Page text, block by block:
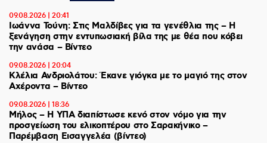
09.08.2026 | 20:41
Ιωάννα Τούνη: Στις Μαλδίβες για τα γενέθλια της – H
ξενάγηση στην εντυπωσιακή βίλα της με θέα που κόβει
την ανάσα – Βίντεο
09.08.2026 | 20:04
Κλέλια Ανδριολάτου: Έκανε γιόγκα με το μαγιό της στον
Αχέροντα – Βίντεο
09.08.2026 | 18:36
Μήλος – Η ΥΠΑ διαπίστωσε κενό στον νόμο για την
προσγείωση του ελικοπτέρου στο Σαρακήνικο –
Παρέμβαση Εισαγγελέα (βίντεο)